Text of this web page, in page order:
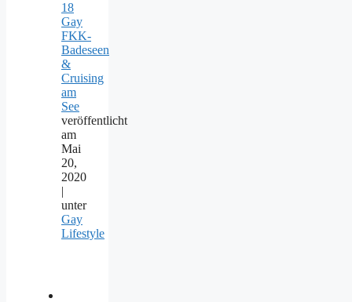
18
Gay
FKK-
Badeseen
&
Cruising
am
See
veröffentlicht
am
Mai
20,
2020
|
unter
Gay
Lifestyle